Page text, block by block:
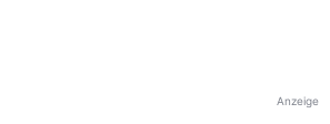
Anzeige